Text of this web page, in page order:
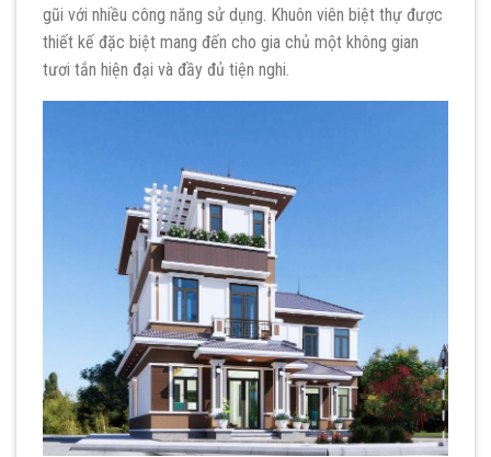
gũi với nhiều công năng sử dụng. Khuôn viên biệt thự được
thiết kế đặc biệt mang đến cho gia chủ một không gian
tươi tắn hiện đại và đầy đủ tiện nghi.